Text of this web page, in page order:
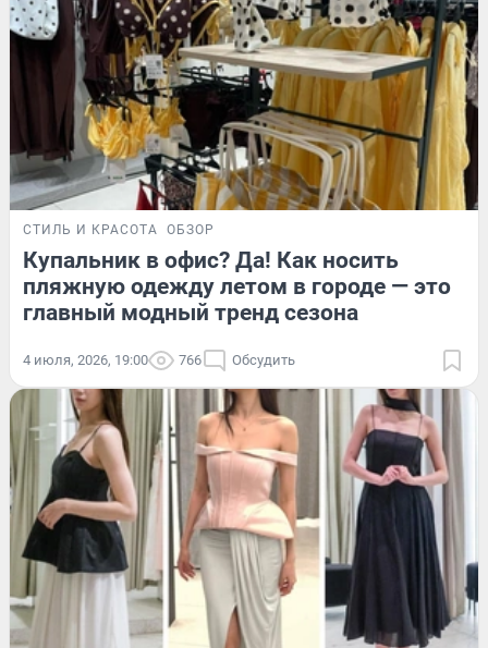
СТИЛЬ И КРАСОТА ОБЗОР
Купальник в офис? Да! Как носить
пляжную одежду летом в городе — это
главный модный тренд сезона
4 июля, 2026, 19:00 766 Обсудить